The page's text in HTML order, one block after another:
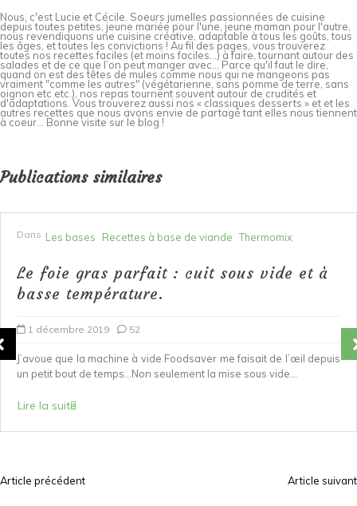
Nous, c'est Lucie et Cécile. Soeurs jumelles passionnées de cuisine
depuis toutes petites, jeune mariée pour l'une, jeune maman pour l'autre,
nous revendiquons une cuisine créative, adaptable à tous les goûts, tous
les âges, et toutes les convictions ! Au fil des pages, vous trouverez
toutes nos recettes faciles (et moins faciles…) à faire, tournant autour des
salades et de ce que l’on peut manger avec… Parce qu'il faut le dire,
quand on est des têtes de mules comme nous qui ne mangeons pas
vraiment "comme les autres" (végétarienne, sans pomme de terre, sans
oignon etc etc.), nos repas tournent souvent autour de crudités et
d'adaptations. Vous trouverez aussi nos « classiques desserts » et et les
autres recettes que nous avons envie de partagé tant elles nous tiennent
à coeur... Bonne visite sur le blog !
Publications similaires
Dans Les bases Recettes à base de viande Thermomix
Le foie gras parfait : cuit sous vide et à
basse température.
1 décembre 2019 52
J’avoue que la machine à vide Foodsaver me faisait de l’œil depuis
un petit bout de temps…Non seulement la mise sous vide...
Lire la suite
N
Article précédent Article suivant